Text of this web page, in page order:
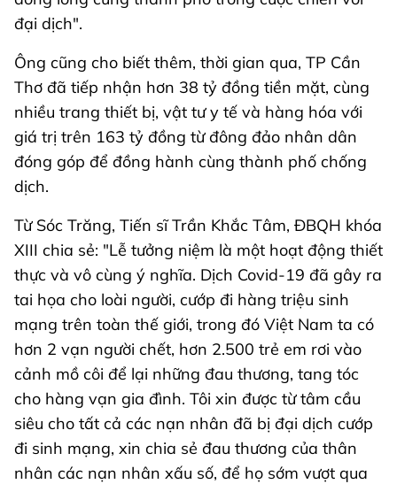
đại dịch".
Ông cũng cho biết thêm, thời gian qua, TP Cần
Thơ đã tiếp nhận hơn 38 tỷ đồng tiền mặt, cùng
nhiều trang thiết bị, vật tư y tế và hàng hóa với
giá trị trên 163 tỷ đồng từ đông đảo nhân dân
đóng góp để đồng hành cùng thành phố chống
dịch.
Từ Sóc Trăng, Tiến sĩ Trần Khắc Tâm, ĐBQH khóa
XIII chia sẻ: "Lễ tưởng niệm là một hoạt động thiết
thực và vô cùng ý nghĩa. Dịch Covid-19 đã gây ra
tai họa cho loài người, cướp đi hàng triệu sinh
mạng trên toàn thế giới, trong đó Việt Nam ta có
hơn 2 vạn người chết, hơn 2.500 trẻ em rơi vào
cảnh mồ côi để lại những đau thương, tang tóc
cho hàng vạn gia đình. Tôi xin được từ tâm cầu
siêu cho tất cả các nạn nhân đã bị đại dịch cướp
đi sinh mạng, xin chia sẻ đau thương của thân
nhân các nạn nhân xấu số, để họ sớm vượt qua